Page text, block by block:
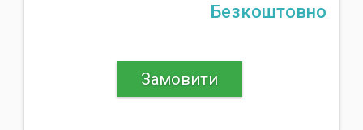
Безкоштовно
Замовити